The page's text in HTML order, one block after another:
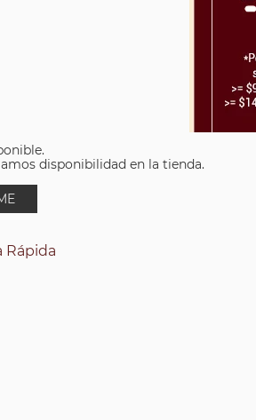
disponibilidad en la tienda.
Rápida